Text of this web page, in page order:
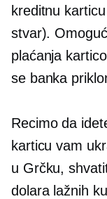
kreditnu
stvar).
plaćanja
se banka
Recimo da
karticu vam
u Grčku,
dolara lažnih